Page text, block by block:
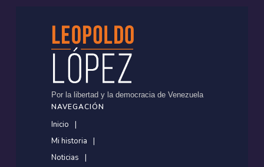
Por la libertad y la democracia de Venezuela
NAVEGACIÓN
Inicio
Mi historia
Noticias